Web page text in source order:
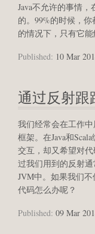
Java不允许的事情
的。99%的时候，
的情况下，只有它能
Published: 10 Mar
通过反射跟
我们经常会在工作
框架。在Java和
交互，却又希望对
过我们用到的反射通
JVM中。如果我们
代码怎么办呢？
Published: 09 Mar